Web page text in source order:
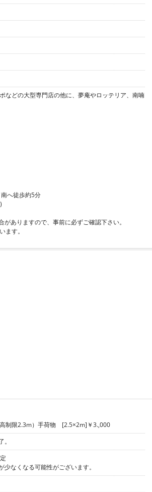
などの大型専門店の他に、夢庵やロッテリア、南喃
へ徒歩約5分
ありますので、事前に必ずご確認下さい。
高制限2.3m）手荷物 [2.5×2m]￥3.,000